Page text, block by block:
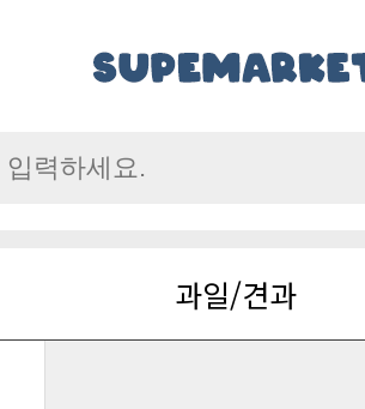
과일/견과